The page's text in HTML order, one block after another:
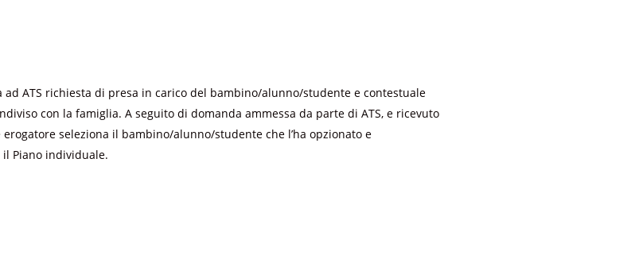
ad ATS richiesta di presa in carico del bambino/alunno/studente e contestuale
con la famiglia. A seguito di domanda ammessa da parte di ATS, e ricevuto
seleziona il bambino/alunno/studente che l’ha opzionato e
Piano individuale.